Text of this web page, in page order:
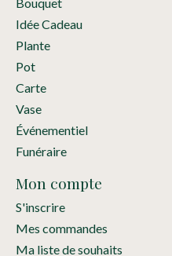
Idée Cadeau
Plante
Pot
Carte
Vase
Événementiel
Funéraire
Mon compte
S'inscrire
Mes commandes
Ma liste de souhaits